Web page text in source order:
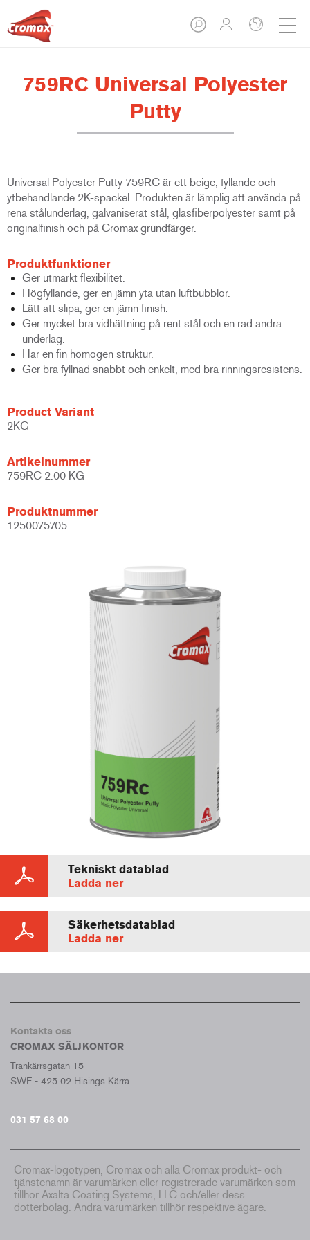
759RC Universal Polyester
Putty
Universal Polyester Putty 759RC är ett beige, fyllande och
ytbehandlande 2K-spackel. Produkten är lämplig att använda på
rena stålunderlag, galvaniserat stål, glasfiberpolyester samt på
originalfinish och på Cromax grundfärger.
Produktfunktioner
Ger utmärkt flexibilitet.
Högfyllande, ger en jämn yta utan luftbubblor.
Lätt att slipa, ger en jämn finish.
Ger mycket bra vidhäftning på rent stål och en rad andra
underlag.
Har en fin homogen struktur.
Ger bra fyllnad snabbt och enkelt, med bra rinningsresistens.
Product Variant
2KG
Artikelnummer
759RC 2.00 KG
Produktnummer
1250075705
Tekniskt datablad
Ladda ner
Säkerhetsdatablad
Ladda ner
Kontakta oss
CROMAX SÄLJKONTOR
Trankärrsgatan 15
SWE - 425 02 Hisings Kärra
031 57 68 00
Cromax-logotypen, Cromax och alla Cromax produkt- och
tjänstenamn är varumärken eller registrerade varumärken som
tillhör Axalta Coating Systems, LLC och/eller dess
dotterbolag. Andra varumärken tillhör respektive ägare.